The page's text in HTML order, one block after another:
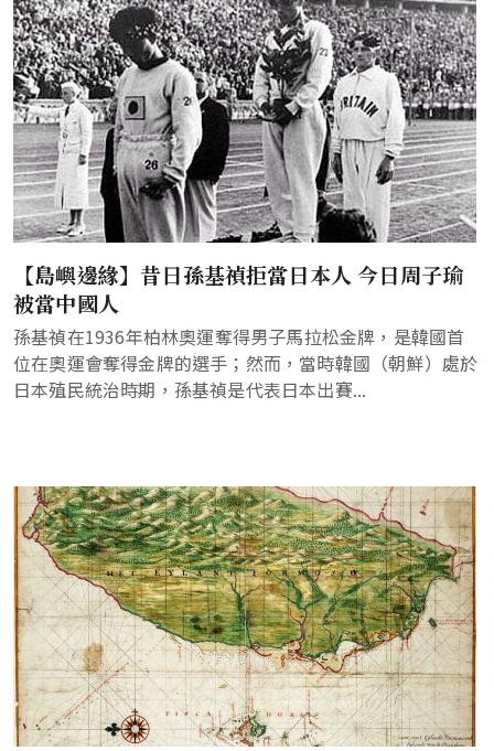
【島嶼邊緣】昔日孫基禎拒當日本人 今日周子瑜
被當中國人
孫基禎在1936年柏林奧運奪得男子馬拉松金牌，是韓國首
位在奧運會奪得金牌的選手；然而，當時韓國（朝鮮）處於
日本殖民統治時期，孫基禎是代表日本出賽...